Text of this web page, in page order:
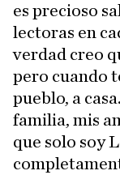
es precioso
lectoras en
verdad creo
pero cuando
pueblo, a
familia, mis
que solo soy